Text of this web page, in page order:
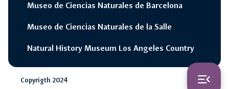
switch_access_shortcut Opciones Rápidas
menu_open
Museo de Ciencias Naturales de Barcelona
Museo de Ciencias Naturales de la Salle
Natural History Museum Los Angeles Country
Copyrigth 2024